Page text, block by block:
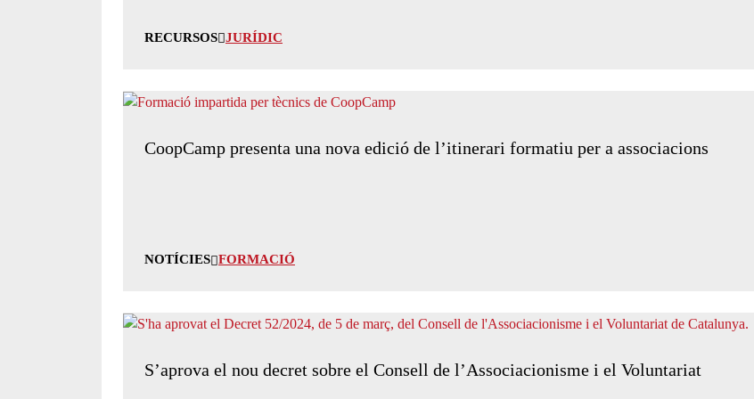
RECURSOS JURÍDIC
CoopCamp presenta una nova edició de l’itinerari formatiu per a associacions
NOTÍCIES FORMACIÓ
S’aprova el nou decret sobre el Consell de l’Associacionisme i el Voluntariat